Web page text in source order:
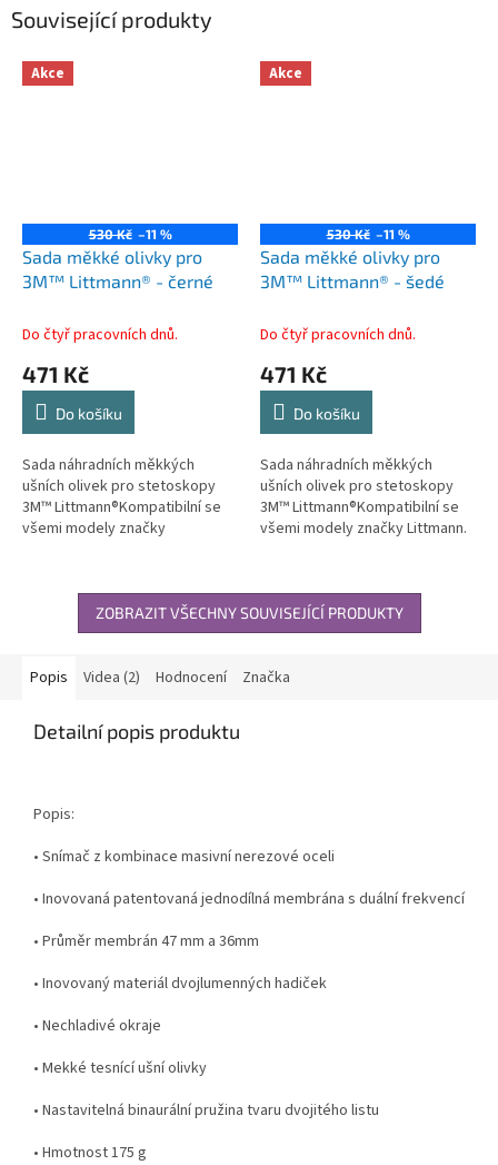
Související produkty
Akce
530 Kč –11 %
Sada měkké olivky pro
3M™ Littmann® - černé
Do čtyř pracovních dnů.
471 Kč
Do košíku
Sada náhradních měkkých
ušních olivek pro stetoskopy
3M™ Littmann®Kompatibilní se
všemi modely značky
Akce
530 Kč –11 %
Sada měkké olivky pro
3M™ Littmann® - šedé
Do čtyř pracovních dnů.
471 Kč
Do košíku
Sada náhradních měkkých
ušních olivek pro stetoskopy
3M™ Littmann®Kompatibilní se
všemi modely značky Littmann.
ZOBRAZIT VŠECHNY SOUVISEJÍCÍ PRODUKTY
Popis Videa (2) Hodnocení Značka
Detailní popis produktu
Popis:
• Snímač z kombinace masivní nerezové oceli
• Inovovaná patentovaná jednodílná membrána s duální frekvencí
• Průměr membrán 47 mm a 36mm
• Inovovaný materiál dvojlumenných hadiček
• Nechladivé okraje
• Mekké tesnící ušní olivky
• Nastavitelná binaurální pružina tvaru dvojitého listu
• Hmotnost 175 g